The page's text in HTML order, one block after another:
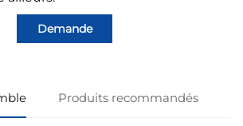
Demande
Produits recommandés